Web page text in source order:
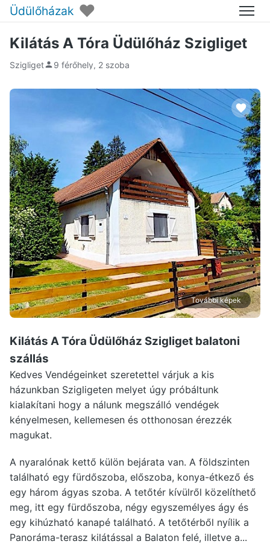
Üdülőházak ♥ Menü
Kilátás A Tóra Üdülőház Szigliget
Szigliget 9 férőhely, 2 szoba
További képek
Kilátás A Tóra Üdülőház Szigliget balatoni
szállás
Kedves Vendégeinket szeretettel várjuk a kis
házunkban Szigligeten melyet úgy próbáltunk
kialakítani hogy a nálunk megszálló vendégek
kényelmesen, kellemesen és otthonosan érezzék
magukat.
A nyaralónak kettő külön bejárata van. A földszinten
található egy fürdőszoba, előszoba, konya-étkező és
egy három ágyas szoba. A tetőtér kívülről közelíthető
meg, itt egy fürdőszoba, négy egyszemélyes ágy és
egy kihúzható kanapé található. A tetőtérből nyílik a
Panoráma-terasz kilátással a Balaton felé, illetve a...